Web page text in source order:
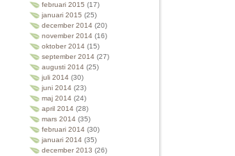
februari 2015 (17)
januari 2015 (25)
december 2014 (20)
november 2014 (16)
oktober 2014 (15)
september 2014 (27)
augusti 2014 (25)
juli 2014 (30)
juni 2014 (23)
maj 2014 (24)
april 2014 (28)
mars 2014 (35)
februari 2014 (30)
januari 2014 (35)
december 2013 (26)